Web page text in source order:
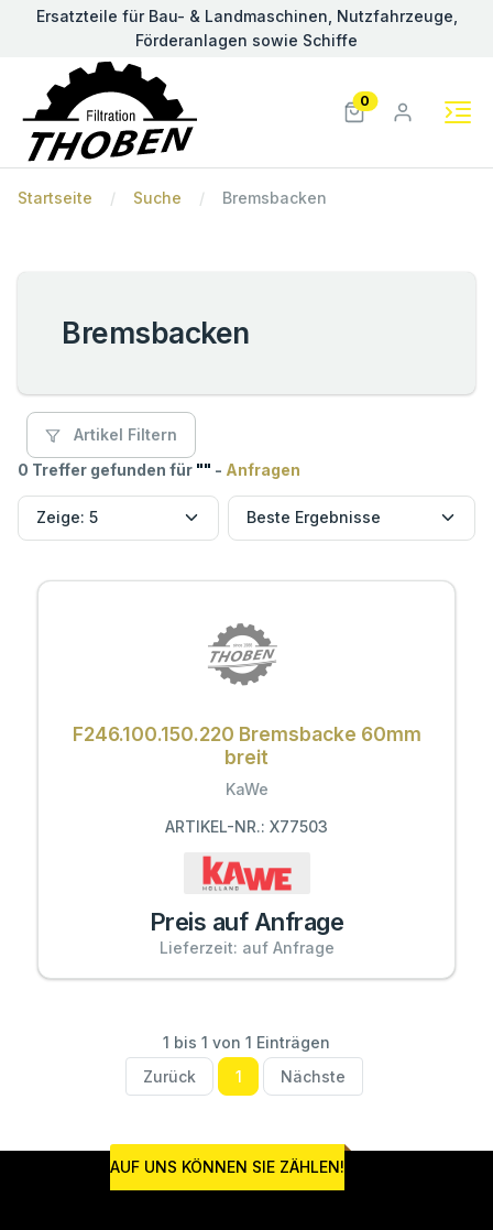
Ersatzteile für Bau- & Landmaschinen, Nutzfahrzeuge,
Förderanlagen sowie Schiffe
0
Startseite Suche Bremsbacken
Bremsbacken
Artikel Filtern
0 Treffer gefunden für "" - Anfragen
F246.100.150.220 Bremsbacke 60mm
breit
KaWe
ARTIKEL-NR.: X77503
Preis auf Anfrage
Lieferzeit: auf Anfrage
1 bis 1 von 1 Einträgen
Zurück
1 Nächste
AUF UNS KÖNNEN SIE ZÄHLEN!